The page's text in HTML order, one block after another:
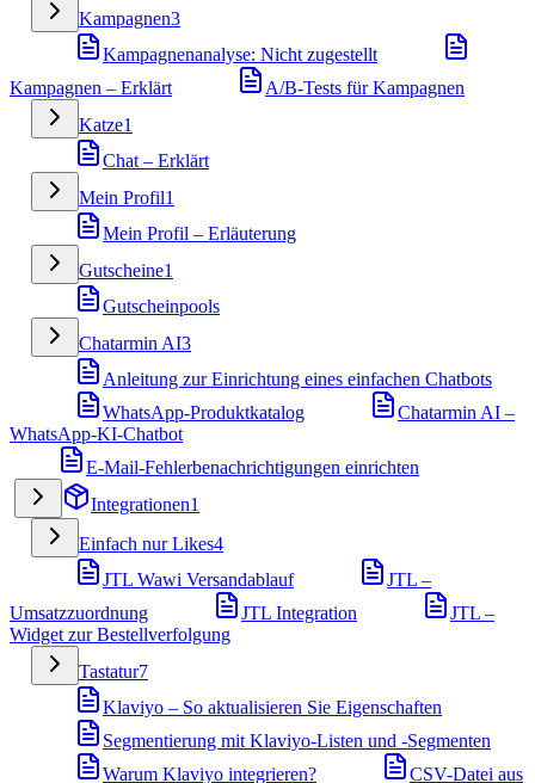
Kampagnen3
Kampagnenanalyse: Nicht zugestellt
Kampagnen – Erklärt
A/B-Tests für Kampagnen
Katze1
Chat – Erklärt
Mein Profil1
Mein Profil – Erläuterung
Gutscheine1
Gutscheinpools
Chatarmin AI3
Anleitung zur Einrichtung eines einfachen Chatbots
WhatsApp-Produktkatalog
Chatarmin AI –
WhatsApp-KI-Chatbot
E-Mail-Fehlerbenachrichtigungen einrichten
Integrationen1
Einfach nur Likes4
JTL Wawi Versandablauf
JTL –
Umsatzzuordnung
JTL Integration
JTL –
Widget zur Bestellverfolgung
Tastatur7
Klaviyo – So aktualisieren Sie Eigenschaften
Segmentierung mit Klaviyo-Listen und -Segmenten
Warum Klaviyo integrieren?
CSV-Datei aus